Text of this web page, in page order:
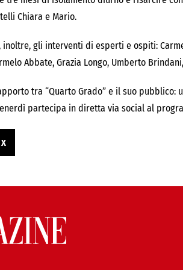
Chiara e Mario.
inoltre, gli interventi di esperti e ospiti:
Abbate, Grazia Longo, Umberto
tra “Quarto Grado” e il suo pubblico:
partecipa in diretta via social al
X